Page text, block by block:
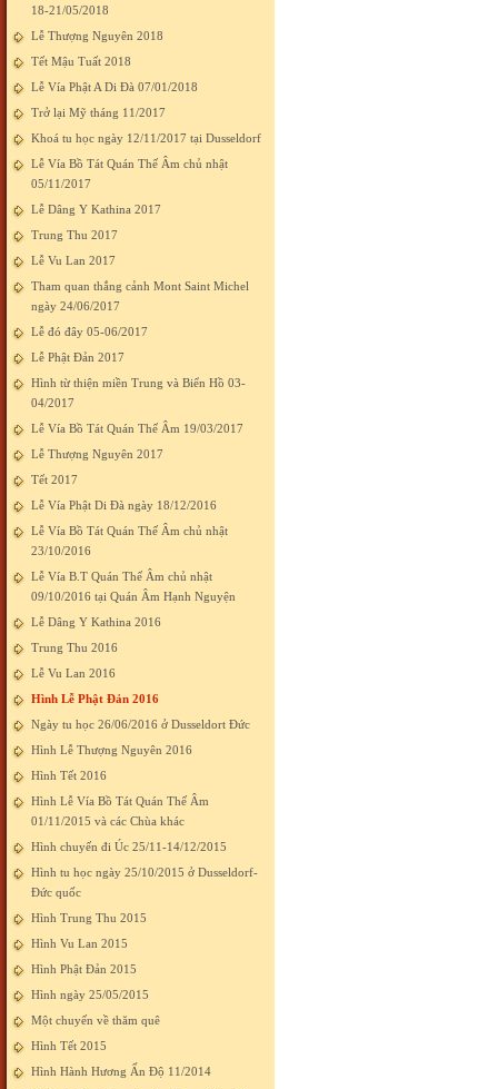
18-21/05/2018
Lễ Thượng Nguyên 2018
Tết Mậu Tuất 2018
Lễ Vía Phật A Di Đà 07/01/2018
Trở lại Mỹ tháng 11/2017
Khoá tu học ngày 12/11/2017 tại Dusseldorf
Lễ Vía Bồ Tát Quán Thế Âm chủ nhật
05/11/2017
Lễ Dâng Y Kathina 2017
Trung Thu 2017
Lễ Vu Lan 2017
Tham quan thắng cảnh Mont Saint Michel
ngày 24/06/2017
Lễ đó đây 05-06/2017
Lễ Phật Đản 2017
Hình từ thiện miền Trung và Biển Hồ 03-
04/2017
Lễ Vía Bồ Tát Quán Thế Âm 19/03/2017
Lễ Thượng Nguyên 2017
Tết 2017
Lễ Vía Phật Di Đà ngày 18/12/2016
Lễ Vía Bồ Tát Quán Thế Âm chủ nhật
23/10/2016
Lễ Vía B.T Quán Thế Âm chủ nhật
09/10/2016 tại Quán Âm Hạnh Nguyện
Lễ Dâng Y Kathina 2016
Trung Thu 2016
Lễ Vu Lan 2016
Hình Lễ Phật Đản 2016
Ngày tu học 26/06/2016 ở Dusseldort Đức
Hình Lễ Thượng Nguyên 2016
Hình Tết 2016
Hình Lễ Vía Bồ Tát Quán Thế Âm
01/11/2015 và các Chùa khác
Hình chuyến đi Úc 25/11-14/12/2015
Hình tu học ngày 25/10/2015 ở Dusseldorf-
Đức quốc
Hình Trung Thu 2015
Hình Vu Lan 2015
Hình Phật Đản 2015
Hình ngày 25/05/2015
Một chuyến về thăm quê
Hình Tết 2015
Hình Hành Hương Ấn Độ 11/2014